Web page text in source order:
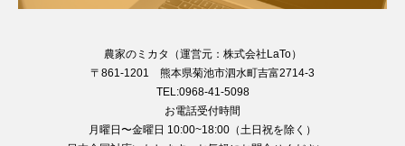
農家のミカタ（運営元：株式会社LaTo）
〒861-1201 熊本県菊池市泗水町吉富2714-3
TEL:0968-41-5098
お電話受付時間
月曜日〜金曜日 10:00~18:00（土日祝を除く）